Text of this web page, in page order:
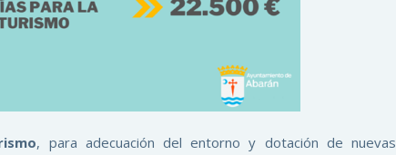
, para adecuación del entorno y dotación de nuevas